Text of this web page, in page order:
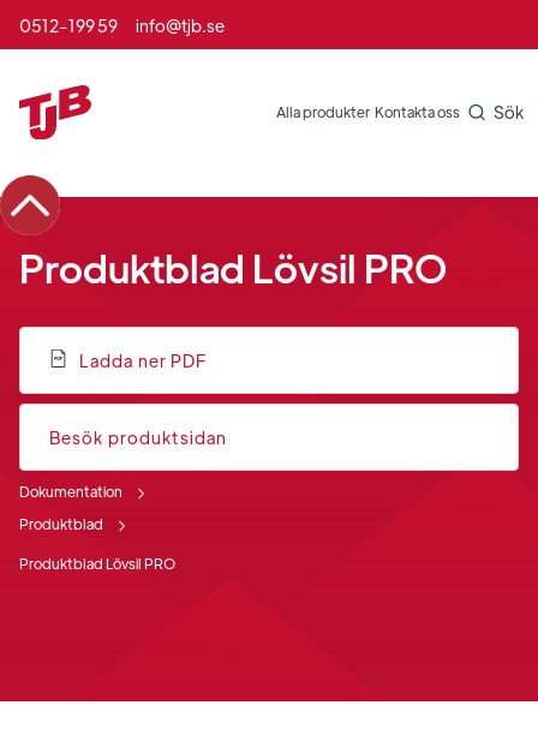
0512-199 59 info@tjb.se
Alla produkter Kontakta oss Sök
Produktblad Lövsil PRO
Ladda ner PDF
Besök produktsidan
Dokumentation
Produktblad
Produktblad Lövsil PRO